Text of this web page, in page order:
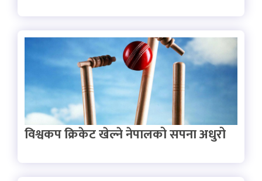
विश्वकप क्रिकेट खेल्ने नेपालको सपना अधुरो